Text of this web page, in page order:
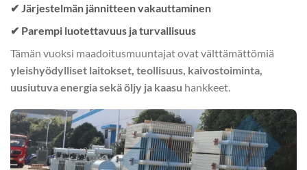
✔ Järjestelmän jännitteen vakauttaminen
✔ Parempi luotettavuus ja turvallisuus
Tämän vuoksi maadoitusmuuntajat ovat välttämättömiä
yleishyödylliset laitokset, teollisuus, kaivostoiminta,
uusiutuva energia sekä öljy ja kaasu hankkeet.